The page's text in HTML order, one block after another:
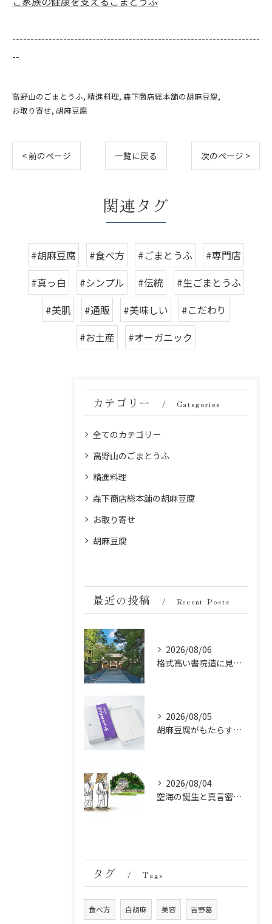
--------------------------------------------------------------------
--
高野山のごまとうふ 精進料理 森下商店総本舗の胡麻豆腐
お取り寄せ 胡麻豆腐
< 前のページ 一覧に戻る 次のページ >
関連タグ
#胡麻豆腐 #食べ方 #ごまとうふ
#専門店
#真っ白
#シンプル #伝統
#生ごまとうふ
#美肌
#通販 #美味しい
#こだわり
#お土産
#オーガニック
カテゴリー Categories
全てのカテゴリー
高野山のごまとうふ
精進料理
森下商店総本舗の胡麻豆腐
お取り寄せ
胡麻豆腐
最近の投稿 Recent Posts
2026/08/06
格式高い書院造に見る金剛峯寺の中世から近世への変遷
2026/08/05
胡麻豆腐がもたらす美肌の秘密：ビタミンEと抗酸化成分の力
2026/08/04
空海の誕生と真言密教の始まり：お遍路伝説の起点
タグ Tags
食べ方 白胡麻 美容 吉野葛